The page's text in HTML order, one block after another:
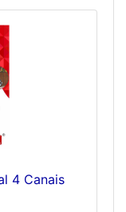
4 Canais